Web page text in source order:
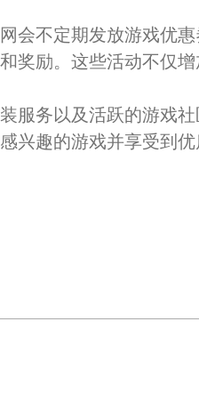
会不定期发放游戏优
奖励。这些活动不仅
服务以及活跃的游戏
兴趣的游戏并享受到